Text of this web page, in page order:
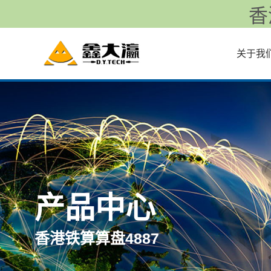
关于我
产品中心
香港铁算算盘4887